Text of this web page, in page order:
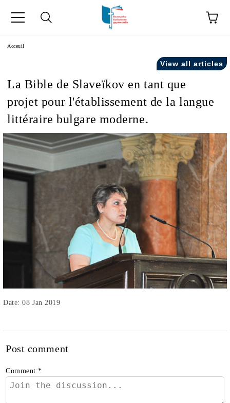
като "Équipe".
in French.
Acceuil
View all articles
La Bible de Slaveïkov en tant que
projet pour l'établissement de la langue
littéraire bulgare moderne.
Date: 08 Jan 2019
Post comment
Comment:*